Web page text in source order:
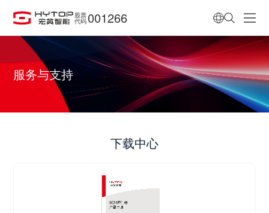
股票
代码 001266
服务与支持
下载中心